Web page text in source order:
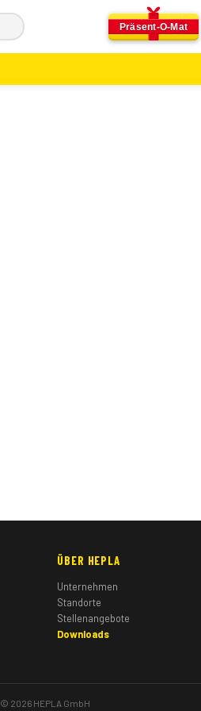
Präsent-O-Mat
ÜBER HEPLA
Unternehmen
Standorte
Stellenangebote
Downloads
© 2026 HEPLA GmbH